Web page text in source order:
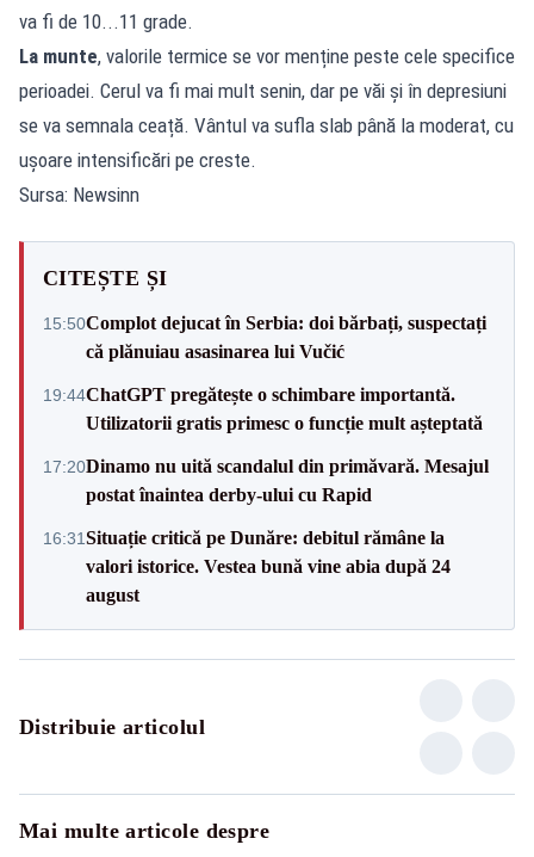
va fi de 10...11 grade.
La munte, valorile termice se vor menține peste cele specifice
perioadei. Cerul va fi mai mult senin, dar pe văi și în depresiuni
se va semnala ceață. Vântul va sufla slab până la moderat, cu
ușoare intensificări pe creste.
Sursa: Newsinn
CITEȘTE ȘI
15:50Complot dejucat în Serbia: doi bărbați, suspectați
că plănuiau asasinarea lui Vučić
19:44ChatGPT pregătește o schimbare importantă.
Utilizatorii gratis primesc o funcție mult așteptată
17:20Dinamo nu uită scandalul din primăvară. Mesajul
postat înaintea derby-ului cu Rapid
16:31Situație critică pe Dunăre: debitul rămâne la
valori istorice. Vestea bună vine abia după 24
august
Distribuie articolul
Mai multe articole despre